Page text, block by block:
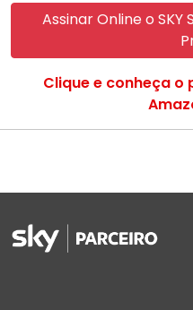
Assinar Online o
Clique e conheça o